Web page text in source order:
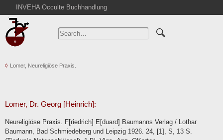
INVEHA Occulte Buchhandlung
Home
Advanced Search
Cart
Contact
Lomer, Neureligiöse Praxis.
Lomer, Dr. Georg [Heinrich]:
Neureligiöse Praxis. F[riedrich] E[duard] Baumanns Verlag / Lothar
Baumann, Bad Schmiedeberg und Leipzig 1926. 24, [1], S, 13 S.